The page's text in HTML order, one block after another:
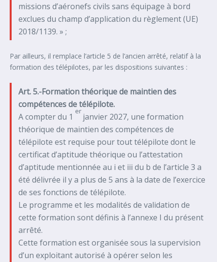
missions d’aéronefs civils sans équipage à bord
exclues du champ d’application du règlement (UE)
2018/1139. » ;
Par ailleurs, il remplace l’article 5 de l’ancien arrêté, relatif à la
formation des télépilotes, par les dispositions suivantes :
Art. 5.-Formation théorique de maintien des
compétences de télépilote.
A compter du 1
er
janvier 2027, une formation
théorique de maintien des compétences de
télépilote est requise pour tout télépilote dont le
certificat d’aptitude théorique ou l’attestation
d’aptitude mentionnée au i et iii du b de l’article 3 a
été délivrée il y a plus de 5 ans à la date de l’exercice
de ses fonctions de télépilote.
Le programme et les modalités de validation de
cette formation sont définis à l’annexe I du présent
arrêté.
Cette formation est organisée sous la supervision
d’un exploitant autorisé à opérer selon les